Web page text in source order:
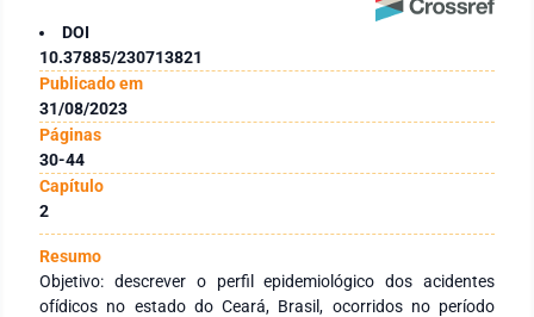
DOI
10.37885/230713821
Publicado em
31/08/2023
Páginas
30-44
Capítulo
2
Resumo
Objetivo: descrever o perfil epidemiológico dos acidentes
ofídicos no estado do Ceará, Brasil, ocorridos no período